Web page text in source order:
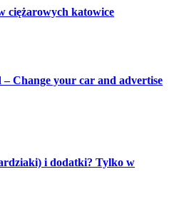
ciężarowych katowice
Change your car and advertise
i dodatki? Tylko w